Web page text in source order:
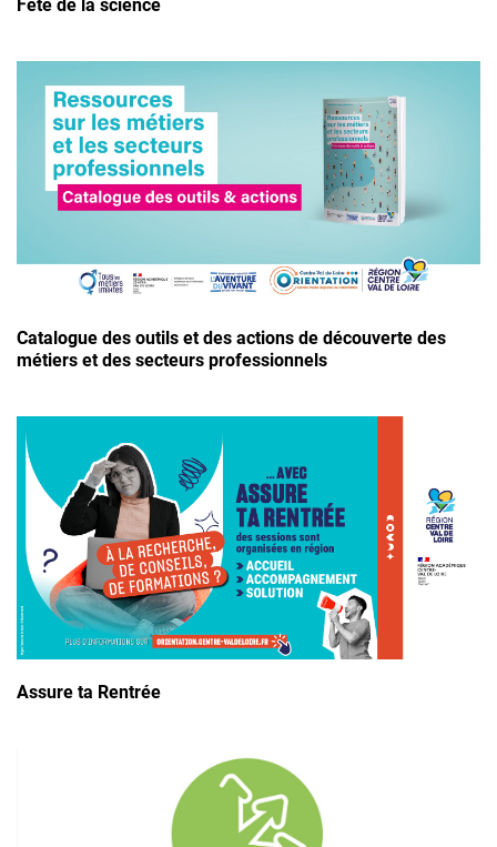
Fête de la science
Catalogue des outils et des actions de découverte des
métiers et des secteurs professionnels
Assure ta Rentrée